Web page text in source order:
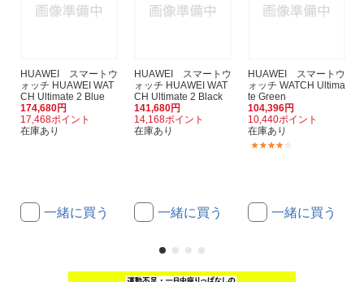
HUAWEI スマートウ
ォッチ HUAWEI WAT
CH Ultimate 2 Blue
174,680円
17,468ポイント
在庫あり
一緒に買う
HUAWEI スマートウ
ォッチ HUAWEI WAT
CH Ultimate 2 Black
141,680円
14,168ポイント
在庫あり
一緒に買う
HUAWEI スマートウ
ォッチ WATCH Ultima
te Green
104,396円
10,440ポイント
在庫あり
一緒に買う